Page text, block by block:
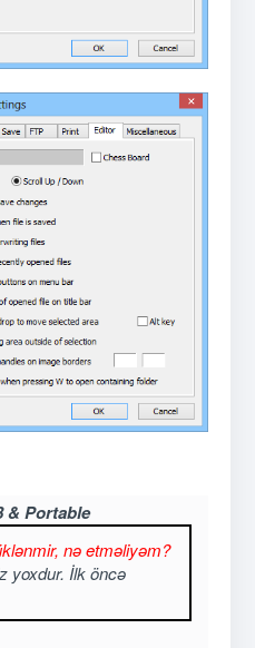
& Portable
nə etməliyəm?
yoxdur. İlk öncə